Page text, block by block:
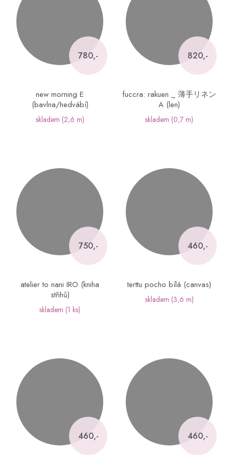
780,-
new morning E
(bavlna/hedvábí)
skladem (2,6 m)
820,-
fuccra: rakuen _ 薄手リネン
A (len)
skladem (0,7 m)
750,-
atelier to nani IRO (kniha
střihů)
skladem (1 ks)
460,-
terttu pocho bílá (canvas)
skladem (3,6 m)
460,- 460,-